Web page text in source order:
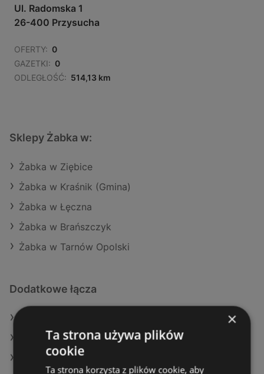
Ul. Radomska 1
26-400 Przysucha
OFERTY: 0
GAZETKI: 0
ODLEGŁOŚĆ: 514,13 km
Sklepy Żabka w:
Żabka w Ziębice
Żabka w Kraśnik (Gmina)
Żabka w Łęczna
Żabka w Brańszczyk
Żabka w Tarnów Opolski
Dodatkowe łącza
Oferty Stokrotka
Oferty E.Leclerc
×
Ta strona używa plików
cookie
Ta strona korzysta z plików cookie, aby